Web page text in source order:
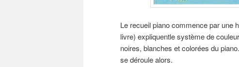
Le recueil piano commence par une
livre) expliquentle système de
noires, blanches et colorées du
se déroule alors.